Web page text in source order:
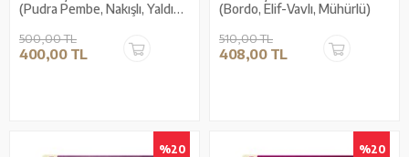
(Pudra Pembe, Nakışlı, Yaldızlı,
500,00 TL
400,00 TL
(Bordo, Elif-Vavlı, Mühürlü)
510,00 TL
408,00 TL
%20 %20